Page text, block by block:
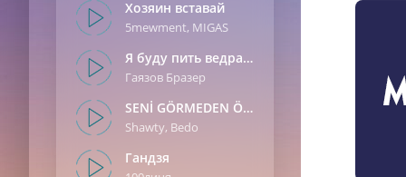
Хозяин вставай
5mewment, MIGAS
Я буду пить ведрами
Гаязов Бразер
SENİ GÖRMEDEN ÖNCE
Shawty, Bedo
Гандзя